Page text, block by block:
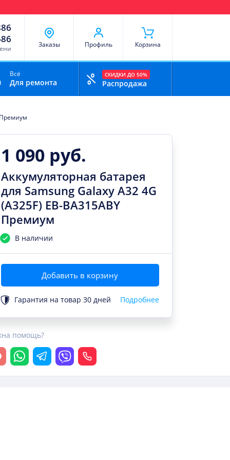
Заказы Профиль Корзина
Всё
Для ремонта
СКИДКИ ДО 50%
Распродажа
Премиум
1 090 руб.
Аккумуляторная батарея
для Samsung Galaxy A32 4G
(A325F) EB-BA315ABY
Премиум
В наличии
Добавить в корзину
Гарантия на товар 30 дней Подробнее
помощь?
чат
WhatsappTelegramViber Позвонить